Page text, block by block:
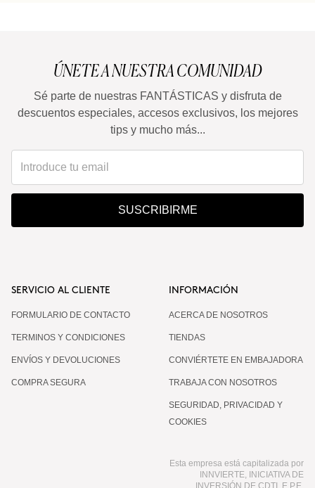
ÚNETE A NUESTRA COMUNIDAD
Sé parte de nuestras FANTÁSTICAS y disfruta de
descuentos especiales, accesos exclusivos, los mejores
tips y mucho más...
SUSCRIBIRME
SERVICIO AL CLIENTE
FORMULARIO DE CONTACTO
TERMINOS Y CONDICIONES
ENVÍOS Y DEVOLUCIONES
COMPRA SEGURA
INFORMACIÓN
ACERCA DE NOSOTROS
TIENDAS
CONVIÉRTETE EN EMBAJADORA
TRABAJA CON NOSOTROS
SEGURIDAD, PRIVACIDAD Y
COOKIES
Esta empresa está capitalizada por
INNVIERTE, INICIATIVA DE
INVERSIÓN DE CDTI, E.P.E.